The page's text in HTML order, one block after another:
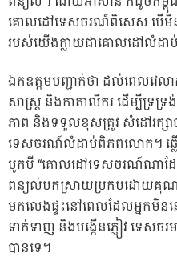
គោលដៅទេសចរណ៍ពិសេស បើមិនដូ
របស់យើងក្លាយជាគោលដៅលំដ
ឯកឧត្តមបញ្ជាក់ថា ដល់ពេលវេល
សាស្រ្ត និងកាតាលីករ ដើម្បីទ្
ភាព និងទទួលខុសត្រូវ សំដៅរក្សា
ទេសចរណ៍លំដាប់ពិភពលោក។ ឆ្ល
បូកបី “គោលដៅទេសចរណ៍ណាដែ
ពន្យល់បកស្រាយប្រកបដោយគុណភ
មកលេងផ្ទះនៅពេលដែលអ្នកមិនន
ទាក់ទាញ និងបង្កើនភ្ញៀវ ទេសច
បានទេ។